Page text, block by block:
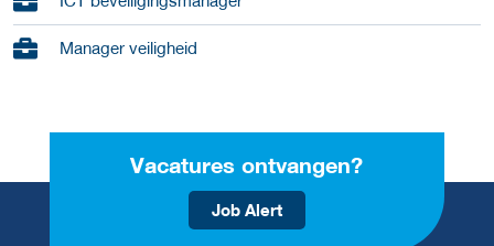
Manager veiligheid
Vacatures ontvangen?
Job Alert